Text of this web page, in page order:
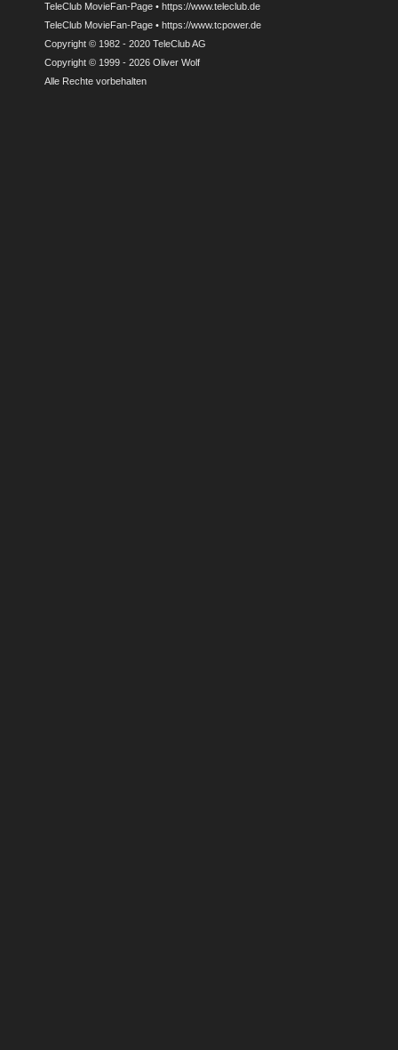
TeleClub MovieFan-Page • https://www.teleclub.de
TeleClub MovieFan-Page • https://www.tcpower.de
Copyright © 1982 - 2020 TeleClub AG
Copyright © 1999 - 2026 Oliver Wolf
Alle Rechte vorbehalten